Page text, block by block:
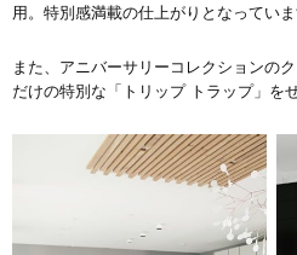
用。特別感満載の仕上がりとなっていま
また、アニバーサリーコレクションの
だけの特別な「トリップ トラップ」を